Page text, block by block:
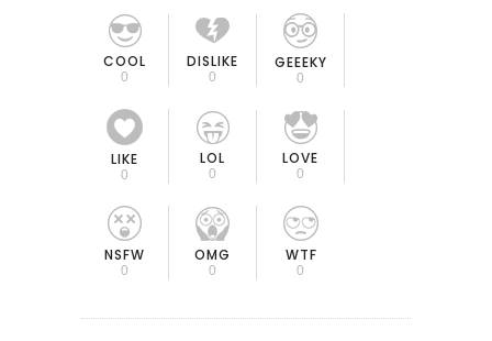
COOL
0
DISLIKE
0
GEEEKY
0
LIKE
0
LOL
0
LOVE
0
NSFW
0
OMG
0
WTF
0